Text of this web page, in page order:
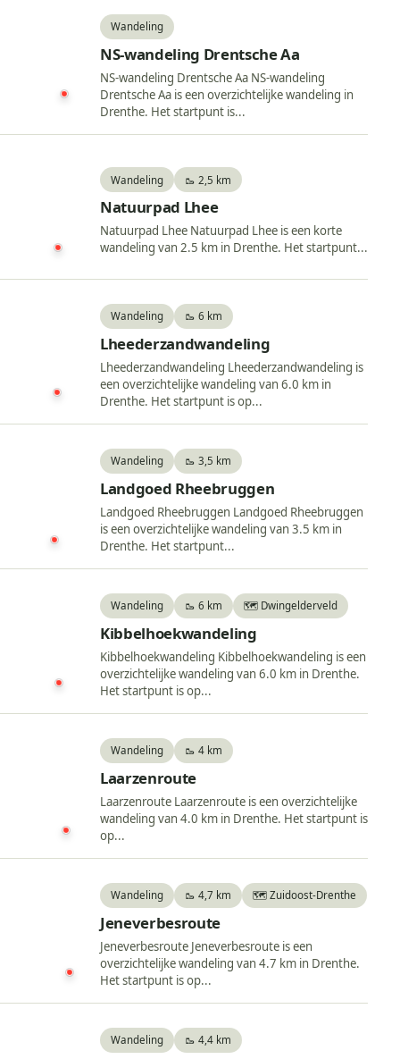
Wandeling
NS-wandeling Drentsche Aa
NS-wandeling Drentsche Aa NS-wandeling
Drentsche Aa is een overzichtelijke wandeling in
Drenthe. Het startpunt is...
Wandeling 🥾 2,5 km
Natuurpad Lhee
Natuurpad Lhee Natuurpad Lhee is een korte
wandeling van 2.5 km in Drenthe. Het startpunt...
Wandeling 🥾 6 km
Lheederzandwandeling
Lheederzandwandeling Lheederzandwandeling is
een overzichtelijke wandeling van 6.0 km in
Drenthe. Het startpunt is op...
Wandeling 🥾 3,5 km
Landgoed Rheebruggen
Landgoed Rheebruggen Landgoed Rheebruggen
is een overzichtelijke wandeling van 3.5 km in
Drenthe. Het startpunt...
Wandeling 🥾 6 km 🗺️ Dwingelderveld
Kibbelhoekwandeling
Kibbelhoekwandeling Kibbelhoekwandeling is een
overzichtelijke wandeling van 6.0 km in Drenthe.
Het startpunt is op...
Wandeling 🥾 4 km
Laarzenroute
Laarzenroute Laarzenroute is een overzichtelijke
wandeling van 4.0 km in Drenthe. Het startpunt is
op...
Wandeling 🥾 4,7 km 🗺️ Zuidoost-Drenthe
Jeneverbesroute
Jeneverbesroute Jeneverbesroute is een
overzichtelijke wandeling van 4.7 km in Drenthe.
Het startpunt is op...
Wandeling 🥾 4,4 km